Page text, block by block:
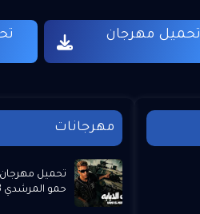
تحميل مهرجان
مهرجانات
تحميل مهرجان
حمو المرشدي MP3